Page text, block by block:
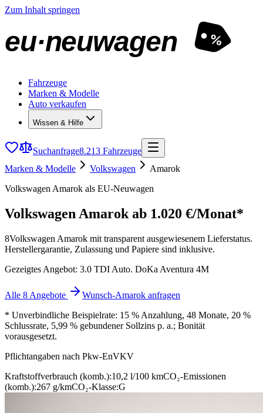
Zum Inhalt springen
eu·neuwagen %
Fahrzeuge
Marken & Modelle
Auto verkaufen
Wissen & Hilfe
Suchanfrage8.213 Fahrzeuge
Marken & Modelle
Volkswagen
Amarok
Volkswagen Amarok als EU-Neuwagen
Volkswagen Amarokab 1.020 €/Monat*
8Volkswagen Amarok mit transparent ausgewiesenem Lieferstatus.
Herstellergarantie, Zulassung und Papiere sind inklusive.
Gezeigtes Angebot: 3.0 TDI Auto. DoKa Aventura 4M
Alle 8 Angebote
Wunsch-Amarok anfragen
* Unverbindliche Beispielrate: 15 % Anzahlung, 48 Monate, 20 %
Schlussrate, 5,99 % gebundener Sollzins p. a.; Bonität
vorausgesetzt.
Pflichtangaben nach Pkw-EnVKV
Kraftstoffverbrauch (komb.):10,2 l/100 kmCO₂-Emissionen
(komb.):267 g/kmCO₂-Klasse:G